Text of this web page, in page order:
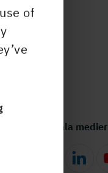
of
Följ oss i sociala medier